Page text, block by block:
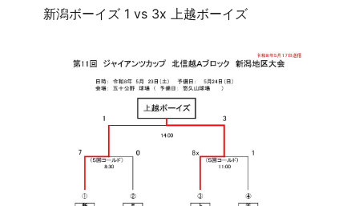
新潟ボーイズ 1 vs 3x 上越ボーイズ